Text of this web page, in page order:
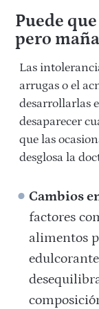
Puede
pero
Las
arrugas o el
desarrollarlas
desaparecer
que las
desglosa la
Cambios
factores
alimentos